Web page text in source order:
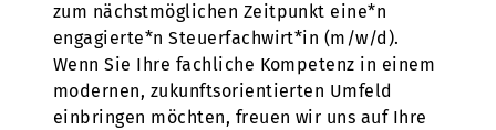
zum nächstmöglichen Zeitpunkt eine*n
engagierte*n Steuerfachwirt*in (m/w/d).
Wenn Sie Ihre fachliche Kompetenz in einem
modernen, zukunftsorientierten Umfeld
einbringen möchten, freuen wir uns auf Ihre